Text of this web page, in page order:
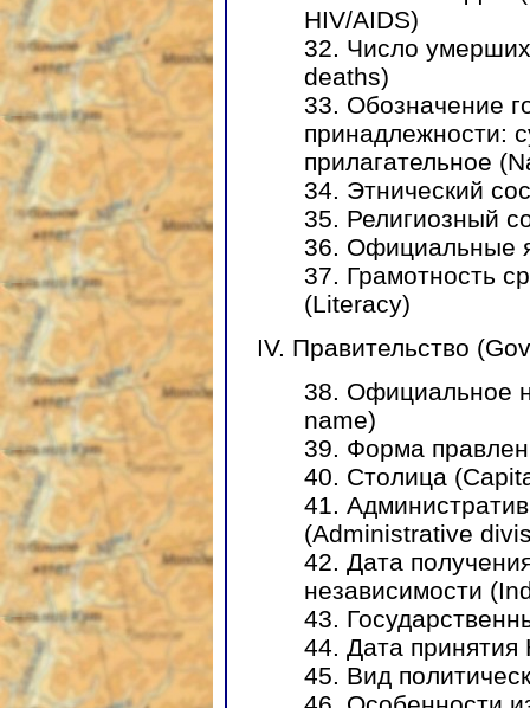
HIV/AIDS)
32. Число
deaths)
33. Обозначение
принадлежности:
прилагательное
34. Этнический
35. Религиозный
36. Официальные
37. Грамотность
(Literacy)
IV. Правительство
38. Официальное
name)
39. Форма
40. Столица
41.
(Administrative
42. Дата
независимости
43.
44. Дата принятия
45. Вид